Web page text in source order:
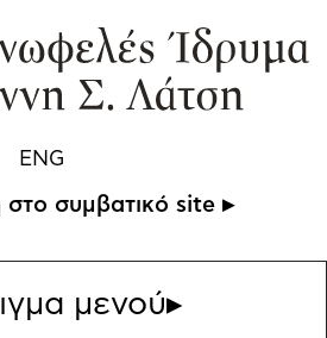
ENG
συμβατικό site ▸
μενού▸